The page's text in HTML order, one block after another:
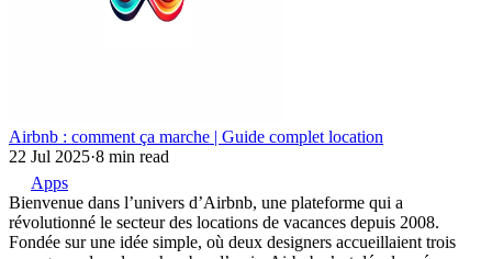
Airbnb : comment ça marche | Guide complet location
22 Jul 2025·8 min read
Apps
Bienvenue dans l’univers d’Airbnb, une plateforme qui a
révolutionné le secteur des locations de vacances depuis 2008.
Fondée sur une idée simple, où deux designers accueillaient trois